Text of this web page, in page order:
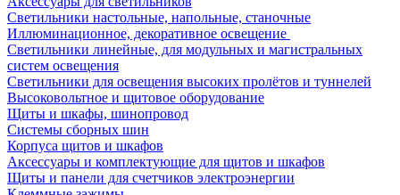
Светильники настольные, напольные, станочные
Иллюминационное, декоративное освещение
Светильники линейные, для модульных и магистральных
систем освещения
Светильники для освещения высоких пролётов и туннелей
Высоковольтное и щитовое оборудование
Щиты и шкафы, шинопровод
Системы сборных шин
Корпуса щитов и шкафов
Аксессуары и комплектующие для щитов и шкафов
Щиты и панели для счетчиков электроэнергии